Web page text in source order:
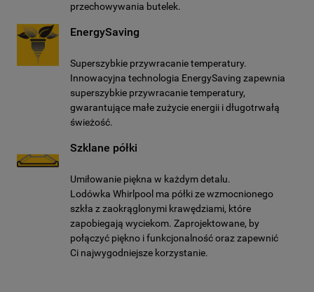
przechowywania butelek.
EnergySaving
Superszybkie przywracanie temperatury.
Innowacyjna technologia EnergySaving zapewnia
superszybkie przywracanie temperatury,
gwarantujące małe zużycie energii i długotrwałą
świeżość.
Szklane półki
Umiłowanie piękna w każdym detalu.
Lodówka Whirlpool ma półki ze wzmocnionego
szkła z zaokrąglonymi krawędziami, które
zapobiegają wyciekom. Zaprojektowane, by
połączyć piękno i funkcjonalność oraz zapewnić
Ci najwygodniejsze korzystanie.